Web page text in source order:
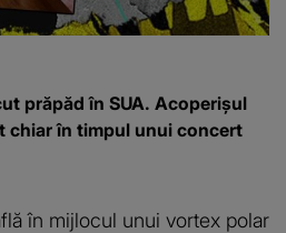
prăpăd în SUA. Acoperișul
chiar în timpul unui concert
în mijlocul unui vortex polar